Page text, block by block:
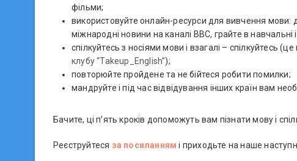
фільми;
використовуйте онлайн-ресурси для вивчення мови:
міжнародні новини на каналі BBC, грайте в навчальні
спілкуйтесь з носіями мови і взагалі – спілкуйтесь
клубу “Takeup_English”);
повторюйте пройдене та не бійтеся робити помилки;
мандруйте і під час відвідування інших країн вам
Бачите, ці п’ять кроків допоможуть вам пізнати мову і
Реєструйтеся за посиланням і приходьте на наше